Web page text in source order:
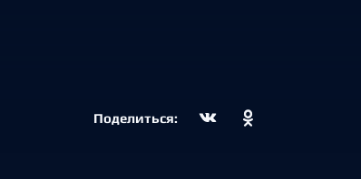
Поделиться: